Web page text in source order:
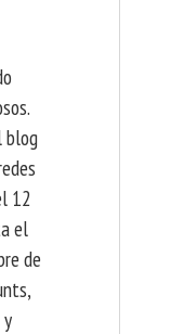
blog
12
el
de